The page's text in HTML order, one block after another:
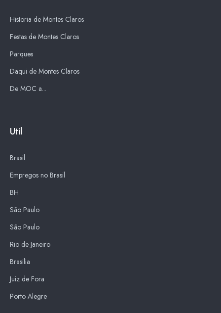
Historia de Montes Claros
Festas de Montes Claros
Parques
Daqui de Montes Claros
De MOC a...
Util
Brasil
Empregos no Brasil
BH
São Paulo
São Paulo
Rio de Janeiro
Brasilia
Juiz de Fora
Porto Alegre